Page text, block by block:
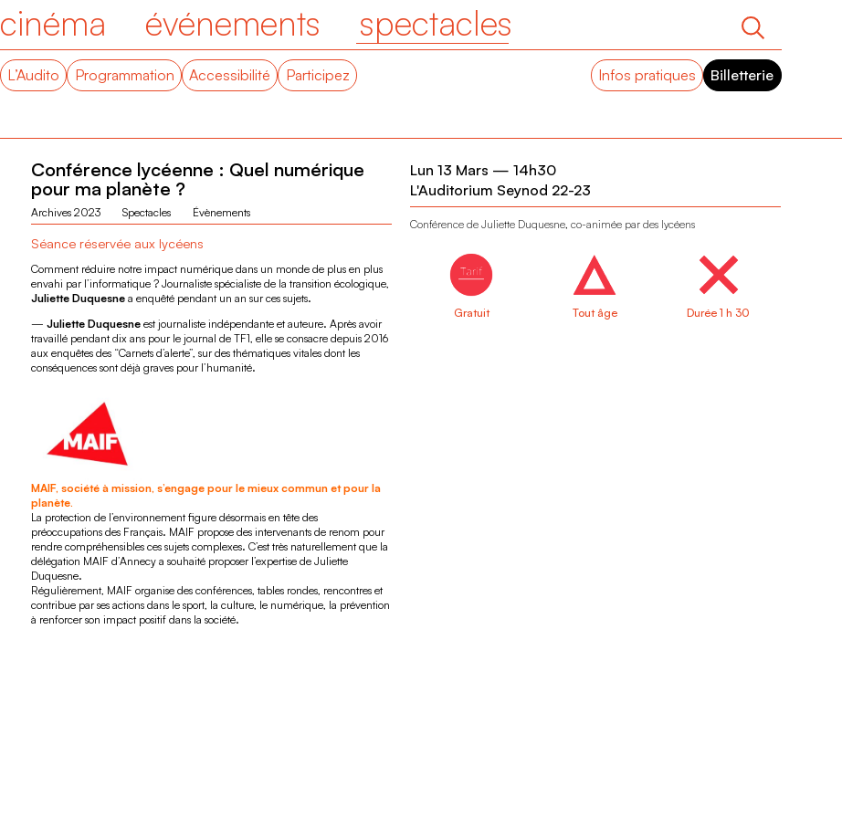
cinéma événements spectacles
L’Audito Programmation Accessibilité Participez Infos pratiques Billetterie
Conférence lycéenne : Quel numérique
pour ma planète ?
Archives 2023 Spectacles Évènements
Séance réservée aux lycéens
Comment réduire notre impact numérique dans un monde de plus en plus
envahi par l’informatique ? Journaliste spécialiste de la transition écologique,
Juliette Duquesnea enquêté pendant un an sur ces sujets.
— Juliette Duquesneest journaliste indépendante et auteure. Après avoir
travaillé pendant dix ans pour le journal de TF1, elle se consacre depuis 2016
aux enquêtes des “Carnets d’alerte”, sur des thématiques vitales dont les
conséquences sont déjà graves pour l’humanité.
MAIF, société à mission, s’engage pour le mieux commun et pour la
planète.
La protection de l’environnement figure désormais en tête des
préoccupations des Français. MAIF propose des intervenants de renom pour
rendre compréhensibles ces sujets complexes. C’est très naturellement que la
délégation MAIF d’Annecy a souhaité proposer l’expertise de Juliette
Duquesne.
Régulièrement, MAIF organise des conférences, tables rondes, rencontres et
contribue par ses actions dans le sport, la culture, le numérique, la prévention
à renforcer son impact positif dans la société.
Lun 13 Mars — 14h30
L'Auditorium Seynod 22-23
Conférence de Juliette Duquesne, co-animée par des lycéens
Gratuit Tout âge Durée 1 h 30